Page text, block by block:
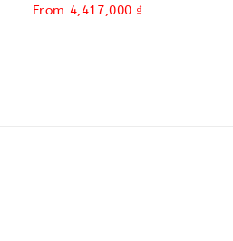
price
Sale
From 4,417,000 ₫